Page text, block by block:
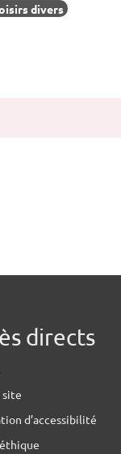
divers
directs
site
d’accessibilité